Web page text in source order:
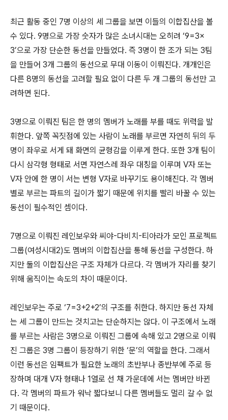
최근 활동 중인 7명 이상의 세 그룹을 보면 이들의 이합집산을 볼
수 있다. 9명으로 가장 숫자가 많은 소녀시대는 오히려 ‘9=3×
3’으로 가장 단순한 동선을 만들었다. 즉 3명이 한 조가 되는 3팀
을 만들어 3개 그룹의 동선으로 무대 이동이 이뤄진다. 개개인은
다른 8명의 동선을 고려할 필요 없이 다른 두 개 그룹의 동선만 고
려하면 된다.
3명으로 이뤄진 팀은 한 명의 멤버가 노래를 부를 때도 위력을 발
휘한다. 앞쪽 꼭짓점에 있는 사람이 노래를 부르면 자연히 뒤의 두
명이 좌우로 서게 돼 화면의 균형감을 이루게 한다. 또한 3개 팀이
다시 삼각형 형태로 서면 자연스레 좌우 대칭을 이루며 V자 또는
V자 안에 한 명이 서는 변형 V자로 바꾸기도 용이해진다. 각 멤버
별로 부르는 파트의 길이가 짧기 때문에 위치를 빨리 바꿀 수 있는
동선이 필수적인 셈이다.
7명으로 이뤄진 레인보우와 씨야-다비치-티아라가 모인 프로젝트
그룹(여성시대2)도 멤버의 이합집산을 통해 동선을 구성한다. 하
지만 둘의 이합집산은 구조 자체가 다르다. 각 멤버가 자리를 찾기
위해 움직이는 속도의 차이 때문이다.
레인보우는 주로 ‘7=3+2+2’의 구조를 취한다. 하지만 동선 자체
는 세 그룹이 만드는 것치고는 단순하지는 않다. 이 구조에서 노래
를 부르는 사람은 3명으로 이뤄진 그룹에 속해 있고 2명으로 이뤄
진 그룹은 3명 그룹이 등장하기 위한 ‘문’의 역할을 한다. 그래서
이런 동선은 임팩트가 필요한 노래의 초반부나 종반부에 주로 등
장하며 대개 V자 형태나 1열로 선 채 가운데에 서는 멤버만 바뀐
다. 각 멤버의 파트가 워낙 짧다보니 다른 멤버들도 멀리 갈 수 없
기 때문이다.